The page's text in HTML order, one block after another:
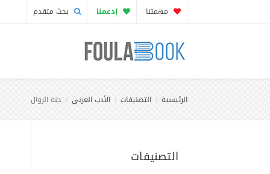
مهمتنا إدعمنا بحث متقدم
الرئيسية التصنيفات الأدب العربي جنة الزوال
التصنيفات